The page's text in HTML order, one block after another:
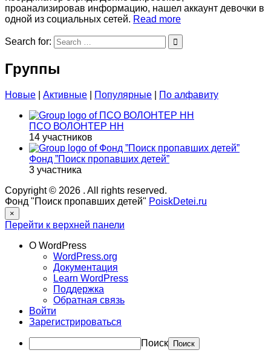
проанализировав информацию, нашел аккаунт девочки в
одной из социальных сетей. Read more
Search for:
Группы
Новые Активные Популярные По алфавиту
ПСО ВОЛОНТЕР НН
14 участников
Фонд ”Поиск пропавших детей”
3 участника
Copyright © 2026 . All rights reserved.
Фонд "Поиск пропавших детей" PoiskDetei.ru
×
Перейти к верхней панели
О WordPress
WordPress.org
Документация
Learn WordPress
Поддержка
Обратная связь
Войти
Зарегистрироваться
Поиск